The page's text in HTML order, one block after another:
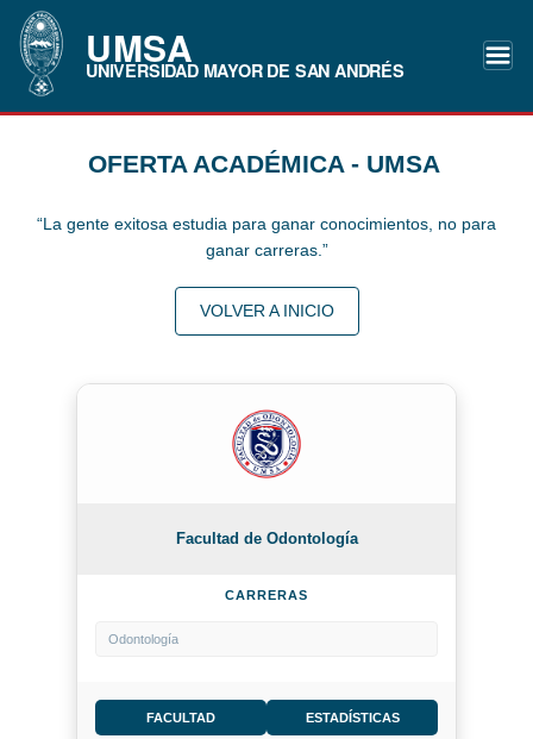
UMSA
UNIVERSIDAD MAYOR DE SAN ANDRÉS
OFERTA ACADÉMICA - UMSA
“La gente exitosa estudia para ganar conocimientos, no para
ganar carreras.”
VOLVER A INICIO
Facultad de Odontología
CARRERAS
Odontología
FACULTAD ESTADÍSTICAS